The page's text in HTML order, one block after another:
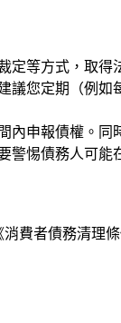
定等方式，取得
您定期（例
內申報債權。
警惕債務人可
費者債務清